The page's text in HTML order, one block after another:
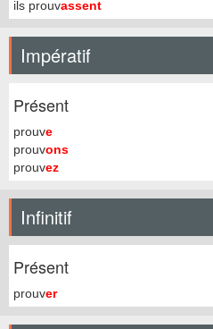
ils prouvassent
Impératif
Présent
prouve
prouvons
prouvez
Infinitif
Présent
prouver